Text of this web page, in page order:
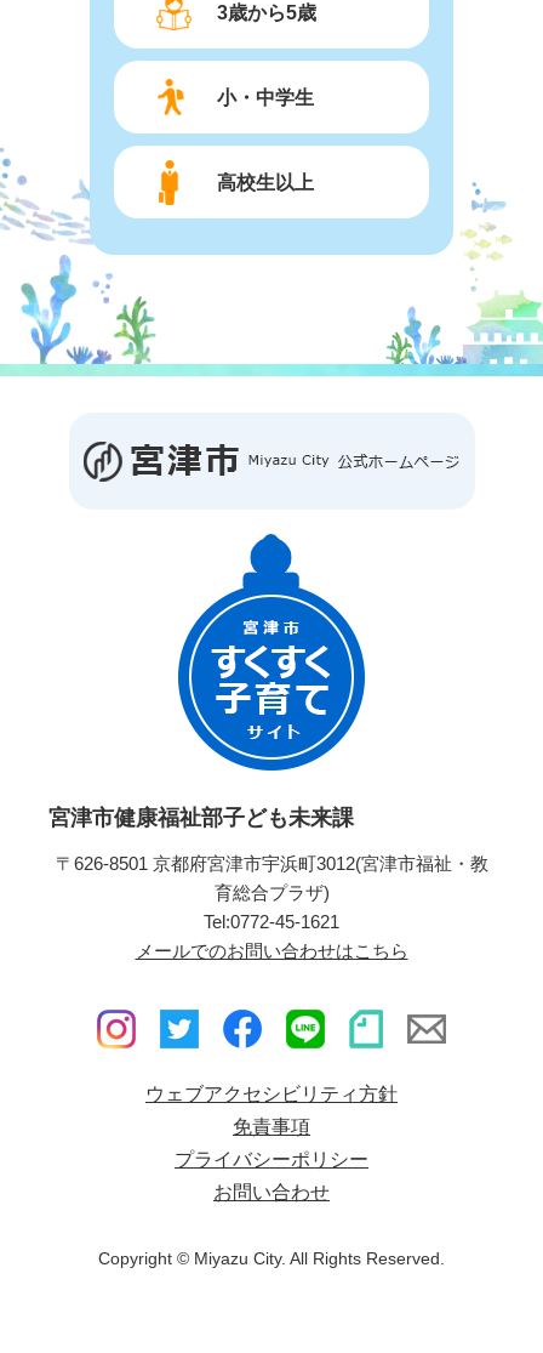
3歳から5歳
小・中学生
高校生以上
宮津市健康福祉部子ども未来課
〒626-8501 京都府宮津市宇浜町3012(宮津市福祉・教
育総合プラザ)
Tel:0772-45-1621
メールでのお問い合わせはこちら
ウェブアクセシビリティ方針
免責事項
プライバシーポリシー
お問い合わせ
Copyright © Miyazu City. All Rights Reserved.